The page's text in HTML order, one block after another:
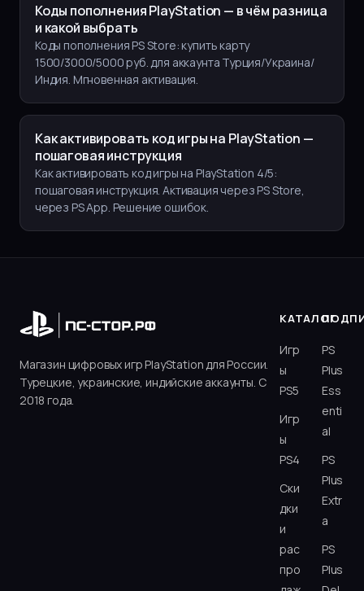
Коды пополнения PlayStation — в чём разница
и какой выбрать
Коды пополнения PS Store: купить карту
1500/3000/5000 руб. для аккаунта Турция/Украина/
Индия. Мгновенная активация.
Как активировать код игры на PlayStation —
пошаговая инструкция
Как активировать код игры на PlayStation 4/5:
пошаговая инструкция. Активация через PS Store,
через PS App. Решение ошибок.
Магазин цифровых игр PlayStation для России.
Турецкие, украинские, индийские аккаунты. С
2018 года.
КАТАЛОГ
Игр
ы
PS5
Игр
ы
PS4
Ски
дки
и
рас
про
PS
Plus
Ess
enti
al
PS
Plus
Extr
a
PS
Plus